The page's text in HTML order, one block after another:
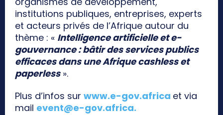
institutions publiques, entreprises, experts
et acteurs privés de l’Afrique autour du
thème : « Intelligence artificielle et e-
gouvernance : bâtir des services publics
efficaces dans une Afrique cashless et
paperless».
Plus d’infos sur www.e-gov.africa et via
mail event@e-gov.africa.